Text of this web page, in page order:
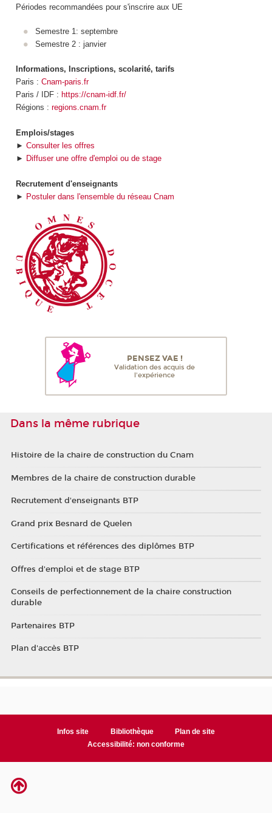
Périodes recommandées pour s'inscrire aux UE
Semestre 1: septembre
Semestre 2 : janvier
Informations, Inscriptions, scolarité, tarifs
Paris : Cnam-paris.fr
Paris / IDF : https://cnam-idf.fr/
Régions : regions.cnam.fr
Emplois/stages
► Consulter les offres
► Diffuser une offre d'emploi ou de stage
Recrutement d'enseignants
► Postuler dans l'ensemble du réseau Cnam
PENSEZ VAE !
Validation des acquis de
l'expérience
Dans la même rubrique
Histoire de la chaire de construction du Cnam
Membres de la chaire de construction durable
Recrutement d'enseignants BTP
Grand prix Besnard de Quelen
Certifications et références des diplômes BTP
Offres d'emploi et de stage BTP
Conseils de perfectionnement de la chaire construction
durable
Partenaires BTP
Plan d'accès BTP
Infos site Bibliothèque
Plan de site
Accessibilité: non conforme